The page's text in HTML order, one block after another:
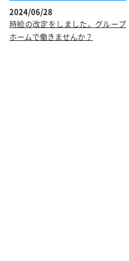
2024/06/28
時給の改定をしました。グループ
ホームで働きませんか？